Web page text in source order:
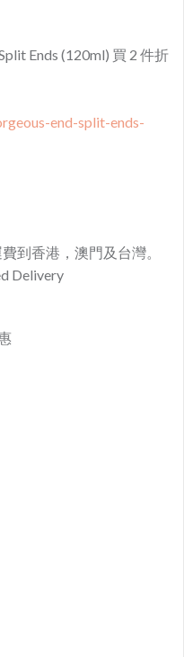
Ends (120ml) 買 2 件折
end-split-ends-
到香港，澳門及台灣。
Delivery